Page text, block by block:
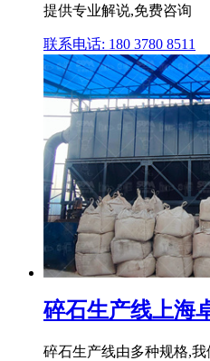
提供专业解说,免费咨询
联系电话: 180 3780 8511
碎石生产线上海
碎石生产线由多种规格,